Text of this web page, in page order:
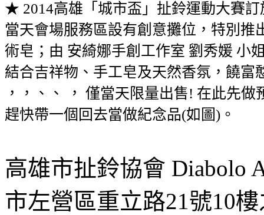
★ 2014高雄「城市盃」扯鈴運動大賽訂
當天會場服務區設有創意攤位，特別推
術皂；由 安綺娜手創工作室 劉秀媛 小
結合吉祥物、手工皂及天然香氛，饒富
，，、、 ， 僅當天限量出售! 在此先做
趕快帶一個回去當做紀念品(如圖)。
高雄市扯鈴協會 Diabolo
市左營區重立路21號10